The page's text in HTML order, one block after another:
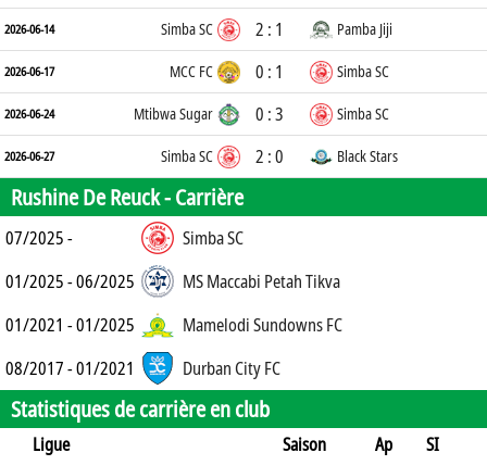
2026-06-14 Simba SC 2 : 1 Pamba Jiji
2026-06-17 MCC FC 0 : 1 Simba SC
2026-06-24 Mtibwa Sugar 0 : 3 Simba SC
2026-06-27 Simba SC 2 : 0 Black Stars
Rushine De Reuck -Carrière
07/2025 -
Simba SC
01/2025 - 06/2025
MS Maccabi Petah Tikva
01/2021 - 01/2025
Mamelodi Sundowns FC
08/2017 - 01/2021
Durban City FC
Statistiques de carrière en club
Ligue Saison Ap
SI